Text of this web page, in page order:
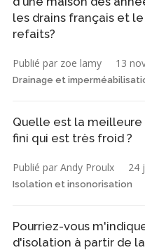
les drains français et
refaits?
Publié par zoe lamy 13
Drainage et
Quelle est la
fini qui est très froid ?
Publié par Andy Proulx 24
Isolation et insonorisation
Pourriez-vous
d'isolation à partir de